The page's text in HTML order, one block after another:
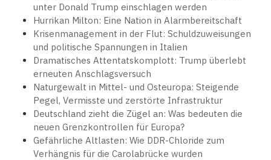
unter Donald Trump einschlagen werden
Hurrikan Milton: Eine Nation in Alarmbereitschaft
Krisenmanagement in der Flut: Schuldzuweisungen
und politische Spannungen in Italien
Dramatisches Attentatskomplott: Trump überlebt
erneuten Anschlagsversuch
Naturgewalt in Mittel- und Osteuropa: Steigende
Pegel, Vermisste und zerstörte Infrastruktur
Deutschland zieht die Zügel an: Was bedeuten die
neuen Grenzkontrollen für Europa?
Gefährliche Altlasten: Wie DDR-Chloride zum
Verhängnis für die Carolabrücke wurden